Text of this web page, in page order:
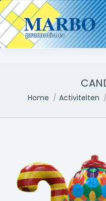
Je bent hier:
Home Activiteiten